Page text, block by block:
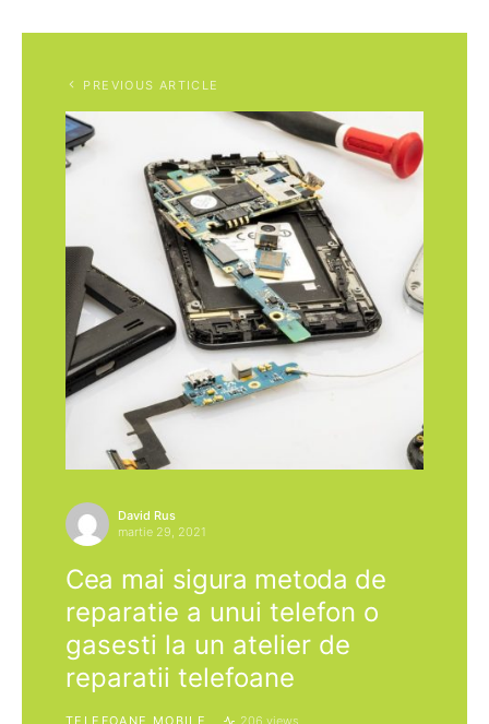
PREVIOUS ARTICLE
David Rus
martie 29, 2021
Cea mai sigura metoda de
reparatie a unui telefon o
gasesti la un atelier de
reparatii telefoane